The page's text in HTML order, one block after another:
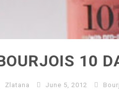
10
Zlatana June 5, 2012